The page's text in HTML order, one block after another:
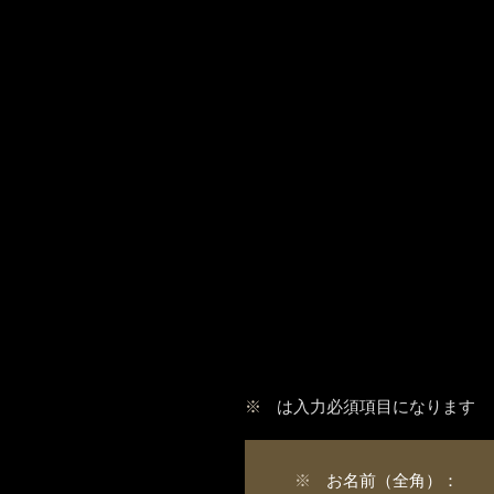
※ は入力必須項目になります
※ お名前（全角）：